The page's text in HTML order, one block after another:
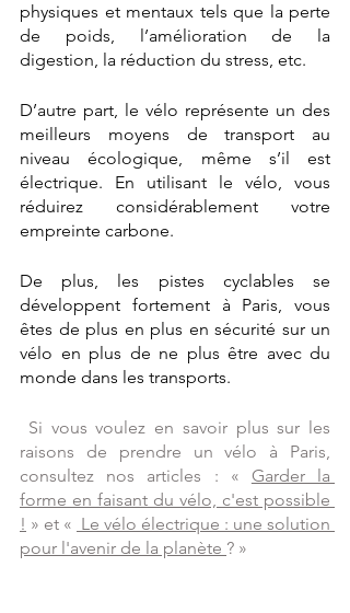
physiques et mentaux tels que la perte
de poids, l’amélioration de la
digestion, la réduction du stress, etc.
D’autre part, le vélo représente un des
meilleurs moyens de transport au
niveau écologique, même s’il est
électrique. En utilisant le vélo, vous
réduirez considérablement votre
empreinte carbone.
De plus, les pistes cyclables se
développent fortement à Paris, vous
êtes de plus en plus en sécurité sur un
vélo en plus de ne plus être avec du
monde dans les transports.
raisons de prendre un vélo à Paris,
consultez nos articles : « Garder la
forme en faisant du vélo, c'est possible
! » et « Le vélo électrique : une solution
pour l'avenir de la planète ? »